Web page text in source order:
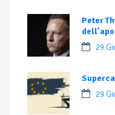
Peter
29
29